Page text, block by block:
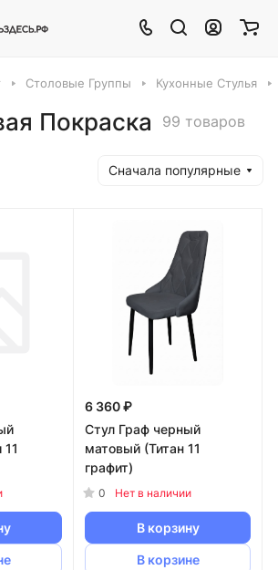
Столовые Группы Кухонные Стулья
Покраска 99 товаров
Сначала популярные
6 360 ₽
Стул Граф черный
матовый (Титан 11
графит)
0 Нет в наличии
В корзину
В корзине